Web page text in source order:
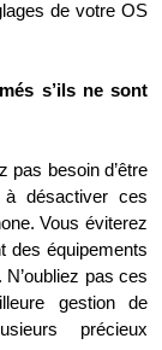
de votre OS
s’ils ne sont
pas besoin d’être
désactiver ces
Vous éviterez
des équipements
N’oubliez pas ces
gestion de
précieux